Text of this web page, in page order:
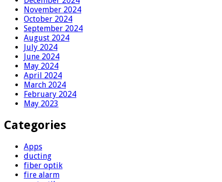
November 2024
October 2024
September 2024
August 2024
July 2024
June 2024
May 2024
April 2024
March 2024
February 2024
May 2023
Categories
Apps
ducting
fiber optik
fire alarm